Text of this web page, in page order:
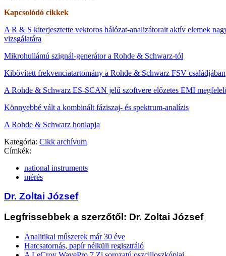
Kapcsolódó cikkek
A R & S kiterjesztette vektoros hálózat-analizátorait aktív elemek
vizsgálatára
Mikrohullámú szignál-generátor a Rohde & Schwarz-tól
Kibővített frekvenciatartomány a Rohde & Schwarz FSV családjában
A Rohde & Schwarz ES-SCAN jelű szoftvere előzetes EMI
Könnyebbé vált a kombinált fáziszaj- és spektrum-analízis
A Rohde & Schwarz honlapja
Kategória: Cikk archívum
Címkék:
national instruments
mérés
Dr. Zoltai József
Legfrissebbek a szerzőtől: Dr. Zoltai József
Analitikai műszerek már 30 éve
Hatcsatornás, papír nélküli regisztráló